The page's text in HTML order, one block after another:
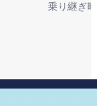
乗り継ぎ